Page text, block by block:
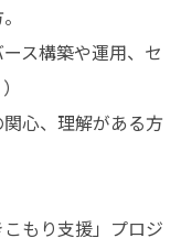
構築や運用、セ
心、理解がある方
もり支援」プロジ